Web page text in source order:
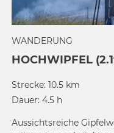
WANDERUNG
HOCHWIPFEL
Strecke: 10.5 km
Dauer: 4.5 h
Aussichtsreiche